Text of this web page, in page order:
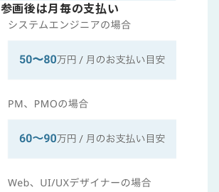
参画後は月毎の支払い